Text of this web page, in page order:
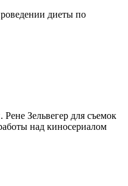
диеты по
Зельвегер для съемок
над киносериалом